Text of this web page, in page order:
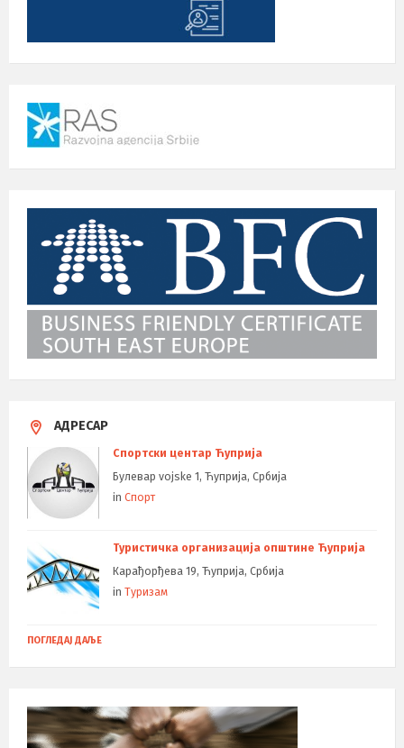
АДРЕСАР
Спортски центар Ћуприја
Булевар vojske 1, Ћуприја, Србија
in Спорт
Туристичка организација општине Ћуприја
Карађорђева 19, Ћуприја, Србија
in Туризам
ПОГЛЕДАЈ ДАЉЕ